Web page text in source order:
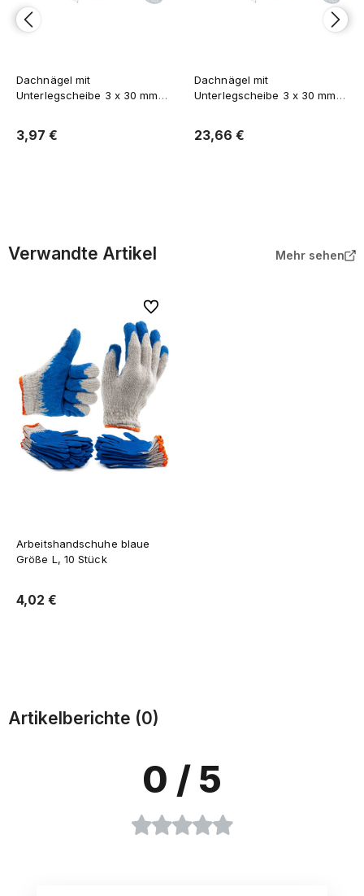
Dachnägel mit
Unterlegscheibe 3 x 30 mm –
3,97 €
Dachnägel mit
Unterlegscheibe 3 x 30 mm –
23,66 €
Verwandte Artikel Mehr sehen
Arbeitshandschuhe blaue
Größe L, 10 Stück
4,02 €
Zu Favoriten
Artikelberichte (0)
0 / 5